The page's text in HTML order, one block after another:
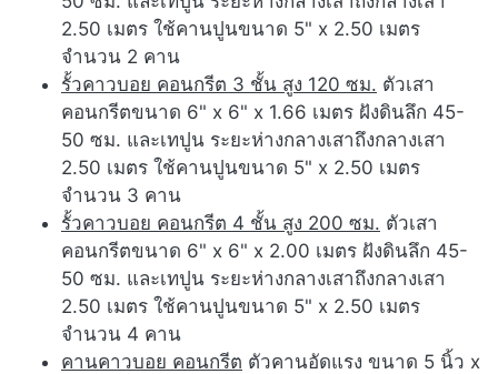
2.50 เมตร ใช้คานปูนขนาด 5" x 2.50 เมตร
จำนวน 2 คาน
รั้วคาวบอย คอนกรีต 3 ชั้น สูง 120 ซม. ตัวเสา
คอนกรีตขนาด 6" x 6" x 1.66 เมตร ฝังดินลึก 45-
50 ซม. และเทปูน ระยะห่างกลางเสาถึงกลางเสา
2.50 เมตร ใช้คานปูนขนาด 5" x 2.50 เมตร
จำนวน 3 คาน
รั้วคาวบอย คอนกรีต 4 ชั้น สูง 200 ซม. ตัวเสา
คอนกรีตขนาด 6" x 6" x 2.00 เมตร ฝังดินลึก 45-
50 ซม. และเทปูน ระยะห่างกลางเสาถึงกลางเสา
2.50 เมตร ใช้คานปูนขนาด 5" x 2.50 เมตร
จำนวน 4 คาน
คานคาวบอย คอนกรีต ตัวคานอัดแรง ขนาด 5 นิ้ว x